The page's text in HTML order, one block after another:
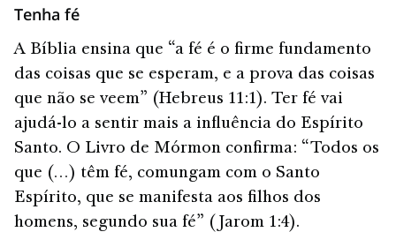
Tenha fé
A Bíblia ensina que “a fé é o firme fundamento
das coisas que se esperam, e a prova das coisas
que não se veem” (Hebreus 11:1). Ter fé vai
ajudá-lo a sentir mais a influência do Espírito
Santo. O Livro de Mórmon confirma: “Todos os
que (…) têm fé, comungam com o Santo
Espírito, que se manifesta aos filhos dos
homens, segundo sua fé” (Jarom 1:4).